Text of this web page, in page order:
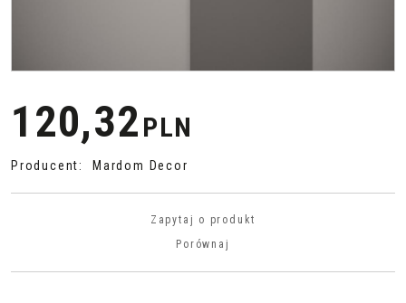
120,32 PLN
Producent: Mardom Decor
Zapytaj o produkt
Porównaj